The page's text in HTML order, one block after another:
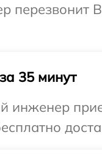
перезвонит
35 минут